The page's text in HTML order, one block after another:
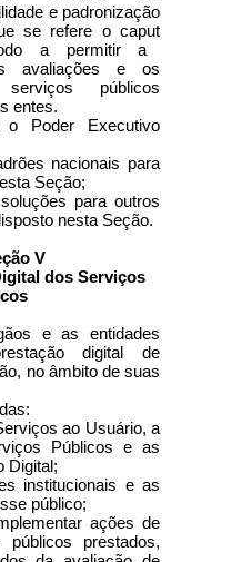
e padronização
se refere o caput
a permitir a
avaliações e os
públicos
entes.
Poder Executivo
nacionais para
Seção;
para outros
nesta Seção.
V
dos Serviços
e as entidades
digital de
no âmbito de suas
ao Usuário, a
Públicos e as
Digital;
institucionais e as
público;
ações de
prestados,